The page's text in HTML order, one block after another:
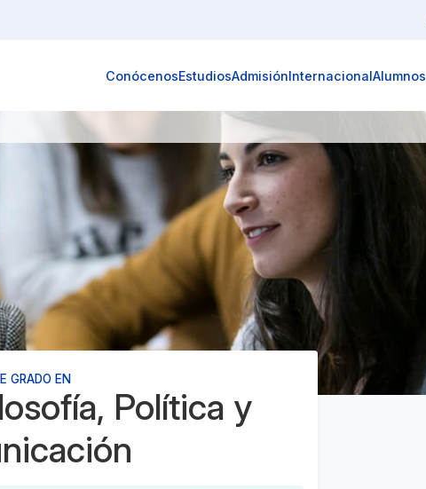
ConócenosEstudiosAdmisiónInternacionalAlumnos
GRADO EN
Política y